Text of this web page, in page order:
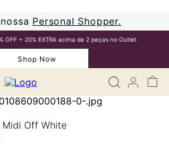
Personal Shopper.
OFF + 20% EXTRA acima de 2 peças no Outlet
Shop Now
Midi Off White